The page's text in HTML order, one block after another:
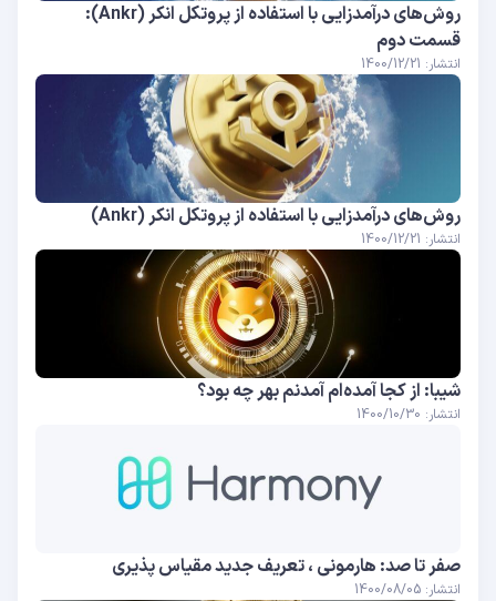
روش‌های درآمدزایی با استفاده از پروتکل انکر (Ankr):
قسمت دوم
انتشار: 1400/12/21
روش‌های درآمدزایی با استفاده از پروتکل انکر (Ankr)
انتشار: 1400/12/21
شیبا: از کجا آمده‌ام آمدنم بهر چه بود؟
انتشار: 1400/10/30
صفر تا صد: هارمونی ، تعریف جدید مقیاس پذیری
انتشار: 1400/08/05